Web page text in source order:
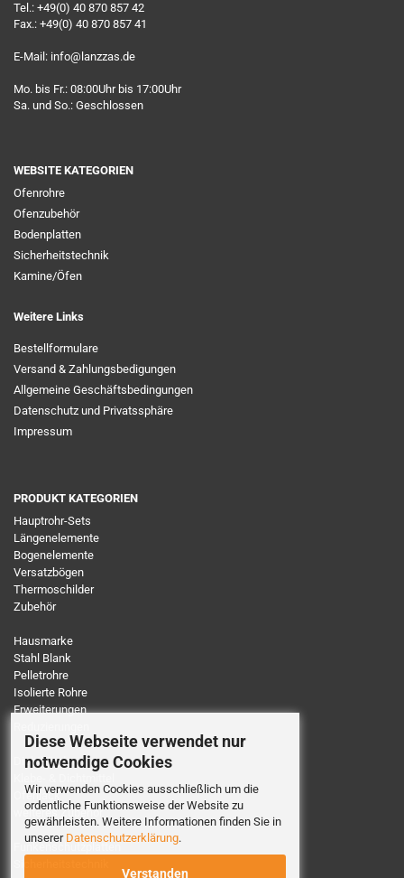
Diese Webseite verwendet nur
notwendige Cookies
Wir verwenden Cookies ausschließlich um die
ordentliche Funktionsweise der Website zu
gewährleisten. Weitere Informationen finden Sie in
unserer Datenschutzerklärung.
Verstanden
Tel.: +49(0) 40 870 857 42
Fax.: +49(0) 40 870 857 41
E-Mail: info@lanzzas.de
Mo. bis Fr.: 08:00Uhr bis 17:00Uhr
Sa. und So.: Geschlossen
WEBSITE KATEGORIEN
Ofenrohre
Ofenzubehör
Bodenplatten
Sicherheitstechnik
Kamine/Öfen
Weitere Links
Bestellformulare
Versand & Zahlungsbedigungen
Allgemeine Geschäftsbedingungen
Datenschutz und Privatssphäre
Impressum
PRODUKT KATEGORIEN
Hauptrohr-Sets
Längenelemente
Bogenelemente
Versatzbögen
Thermoschilder
Zubehör
Hausmarke
Stahl Blank
Pelletrohre
Isolierte Rohre
Erweiterungen
Dichtbänder
Ofenlack
weiteres Zubehör